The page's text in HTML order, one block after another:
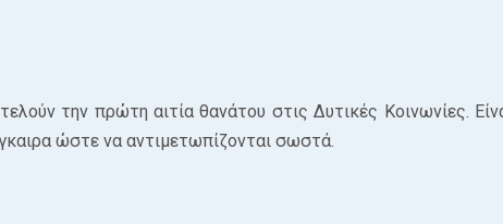
την πρώτη αιτία θανάτου στις Δυτικές Κοινωνίες.
ώστε να αντιμετωπίζονται σωστά.